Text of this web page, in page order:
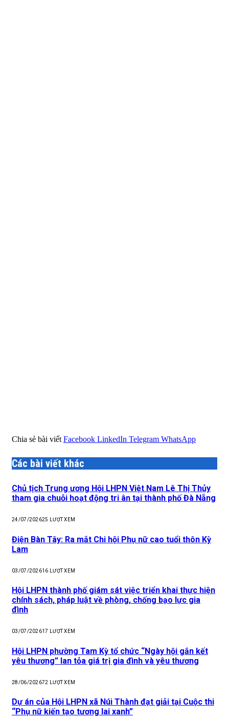
Chia sẻ bài viết Facebook LinkedIn Telegram WhatsApp
Các bài viết khác
Chủ tịch Trung ương Hội LHPN Việt Nam Lê Thị Thủy
tham gia chuỗi hoạt động tri ân tại thành phố Đà Nẵng
24/07/202625 LƯỢT XEM
Điện Bàn Tây: Ra mắt Chi hội Phụ nữ cao tuổi thôn Kỳ
Lam
03/07/202616 LƯỢT XEM
Hội LHPN thành phố giám sát việc triển khai thực hiện
chính sách, pháp luật về phòng, chống bạo lực gia
đình
03/07/202617 LƯỢT XEM
Hội LHPN phường Tam Kỳ tổ chức “Ngày hội gắn kết
yêu thương” lan tỏa giá trị gia đình và yêu thương
28/06/202672 LƯỢT XEM
Dự án của Hội LHPN xã Núi Thành đạt giải tại Cuộc thi
“Phụ nữ kiến tạo tương lai xanh”